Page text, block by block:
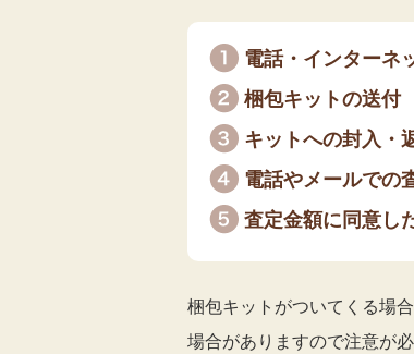
電話・インターネ
梱包キットの送付
キットへの封入・
電話やメールでの
査定金額に同意し
梱包キットがついてくる場
場合がありますので注意が必